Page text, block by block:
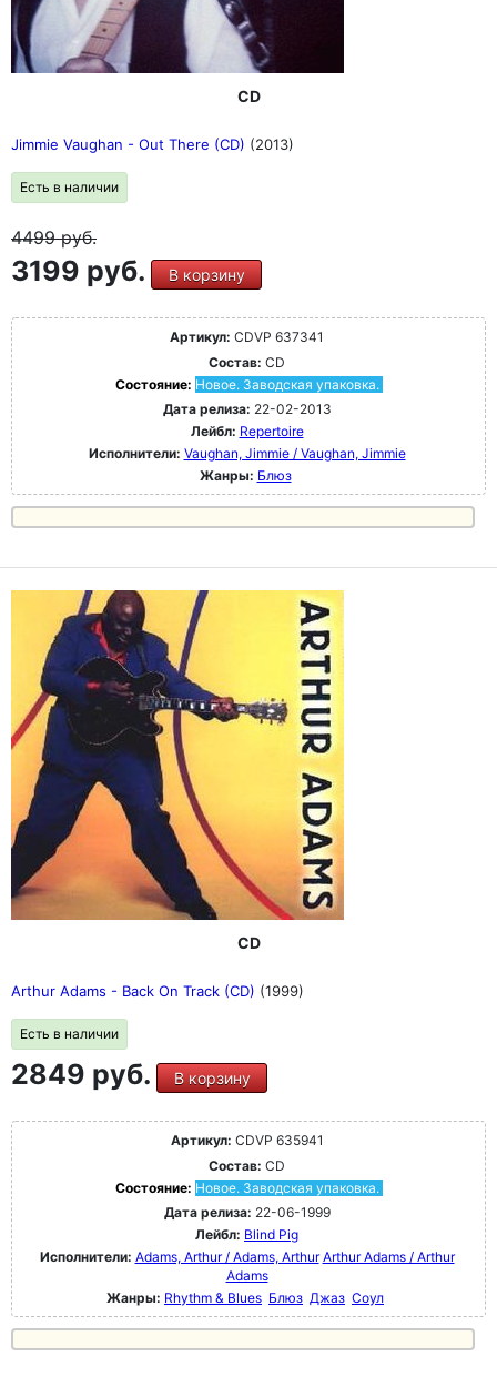
CD
Jimmie Vaughan - Out There (CD) (2013)
Есть в наличии
4499руб.
3199 руб. В корзину
Артикул: CDVP 637341
Состав: CD
Состояние: Новое. Заводская упаковка.
Дата релиза: 22-02-2013
Лейбл: Repertoire
Исполнители: Vaughan, Jimmie / Vaughan, Jimmie
Жанры: Блюз
CD
Arthur Adams - Back On Track (CD) (1999)
Есть в наличии
2849 руб. В корзину
Артикул: CDVP 635941
Состав: CD
Состояние: Новое. Заводская упаковка.
Дата релиза: 22-06-1999
Лейбл: Blind Pig
Исполнители: Adams, Arthur / Adams, Arthur Arthur Adams / Arthur
Adams
Жанры: Rhythm & Blues Блюз Джаз Соул